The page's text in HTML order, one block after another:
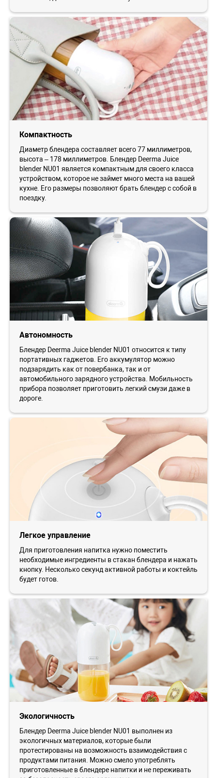
Компактность
Диаметр блендера составляет всего 77 миллиметров,
высота – 178 миллиметров. Блендер Deerma Juice
blender NU01 является компактным для своего класса
устройством, которое не займет много места на вашей
кухне. Его размеры позволяют брать блендер с собой в
поездку.
Автономность
Блендер Deerma Juice blender NU01 относится к типу
портативных гаджетов. Его аккумулятор можно
подзарядить как от повербанка, так и от
автомобильного зарядного устройства. Мобильность
прибора позволяет приготовить легкий смузи даже в
дороге.
Легкое управление
Для приготовления напитка нужно поместить
необходимые ингредиенты в стакан блендера и нажать
кнопку. Несколько секунд активной работы и коктейль
будет готов.
Экологичность
Блендер Deerma Juice blender NU01 выполнен из
экологичных материалов, которые были
протестированы на возможность взаимодействия с
продуктами питания. Можно смело употреблять
приготовленные в блендере напитки и не переживать